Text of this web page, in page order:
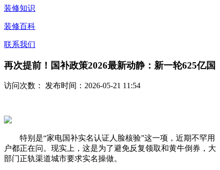
装修知识
装修百科
联系我们
再次提前！国补政策2026最新动静：新一轮625亿国
访问次数： 发布时间：2026-05-21 11:54
特别是“家电国补实名认证人脸核验”这一项，近期不罕用
户都正在问。现实上，这是为了避免反复领取和黄牛倒券，大
部门正轨渠道城市要求实名操做。